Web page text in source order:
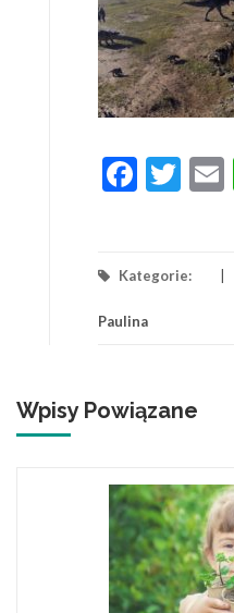
Kategorie:
Paulina
Wpisy Powiązane